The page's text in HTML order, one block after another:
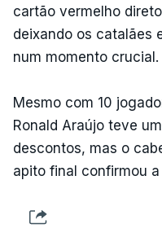
cartão vermelho
deixando os catalães
num momento crucial.
Mesmo com 10
Ronald Araújo teve
descontos, mas o
apito final confirmou